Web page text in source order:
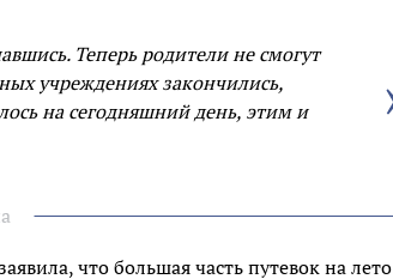
Теперь родители не смогут
учреждениях закончились,
на сегодняшний день, этим и
что большая часть путевок на лето